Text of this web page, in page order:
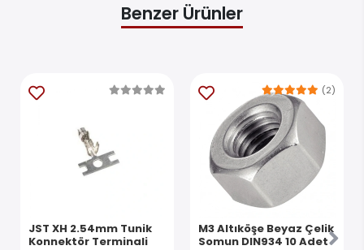
Benzer Ürünler
JST XH 2.54mm Tunik
Konnektör Terminali
M3 Altıköşe Beyaz Çelik
Somun DIN934 10 Adet
(2)